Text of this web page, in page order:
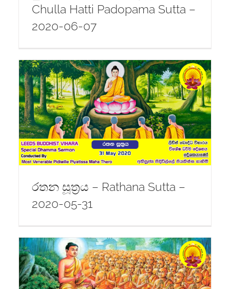
Chulla Hatti Padopama Sutta –
2020-06-07
රතන සූත්‍රය – Rathana Sutta –
2020-05-31